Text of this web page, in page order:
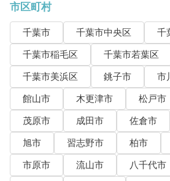
市区町村
千葉市 千葉市中央区
千
千葉市稲毛区
千葉市若葉区
千葉市美浜区
銚子市 市
館山市
木更津市 松戸市
茂原市
成田市 佐倉市
旭市
習志野市 柏市
市原市
流山市 八千代市